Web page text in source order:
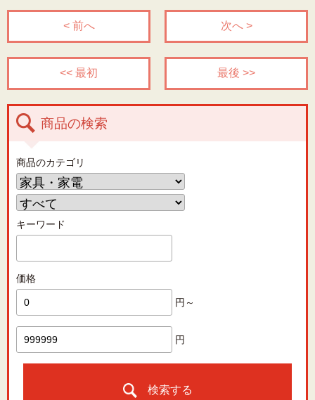
< 前へ 次へ >
<< 最初 最後 >>
商品の検索
商品のカテゴリ
キーワード
価格
円～
円
検索する